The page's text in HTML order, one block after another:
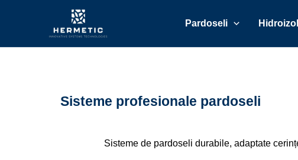
Pardoseli
Sisteme profesionale pardoseli
Sisteme de pardoseli durabile, adaptate